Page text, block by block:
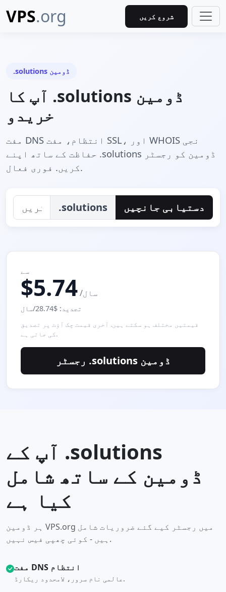
VPS.org شروع کریں
.solutions ڈومين
آپ کا .solutions ڈومین
خریدو
مفت DNS انتظام، مفت SSL، اور WHOIS نجی
حفاظت کے ساتھ اپنے .solutions ڈومین کو رجسٹر
کریں. فوری فعال.
.solutions دستیابی جانچیں
سے
$5.74 /سال
تجدید: $28.74/سال
قیمتیں مختلف ہو سکتے ہیں. آخری قیمت چک آؤٹ پر تصدیق
کی جاتی ہے.
رجسٹر .solutions ڈومین
آپ کے .solutions
ڈومین کے ساتھ شامل
کیا ہے
ہر ڈومین VPS.org میں رجسٹر کیے گئے ضروریات شامل
ہیں - کوئی چھپی فیس نہیں.
مفت DNS انتظام
عالمی نام سرور، لامحدود ریکارڈ.